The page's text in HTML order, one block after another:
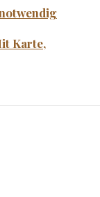
Karte,